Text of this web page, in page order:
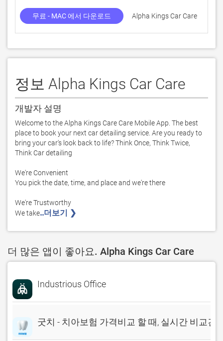
무료 - MAC 에서 다운로드 Alpha Kings Car Care
정보 Alpha Kings Car Care
개발자 설명
Welcome to the Alpha Kings Care Care Mobile App. The best
place to book your next car detailing service. Are you ready to
bring your car's look back to life? Think Once, Think Twice,
Think Car detailing
We're Convenient
You pick the date, time, and place and we're there
We're Trustworthy
We take..더보기 ❯
더 많은 앱이 좋아요. Alpha Kings Car Care
Industrious Office
굿치 - 치아보험 가격비교 할 때, 실시간 비교견